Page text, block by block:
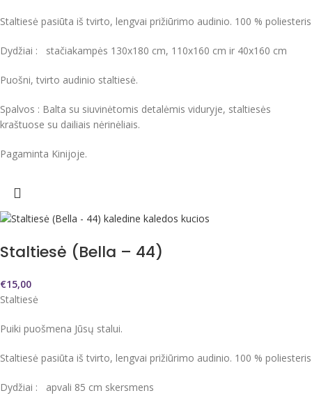
Staltiesė pasiūta iš tvirto, lengvai prižiūrimo audinio. 100 % poliesteris
Dydžiai : stačiakampės 130x180 cm, 110x160 cm ir 40x160 cm
Puošni, tvirto audinio staltiesė.
Spalvos : Balta su siuvinėtomis detalėmis viduryje, staltiesės
kraštuose su dailiais nėrinėliais.
Pagaminta Kinijoje.
Staltiesė (Bella – 44)
€15,00
Staltiesė
Puiki puošmena Jūsų stalui.
Staltiesė pasiūta iš tvirto, lengvai prižiūrimo audinio. 100 % poliesteris
Dydžiai : apvali 85 cm skersmens